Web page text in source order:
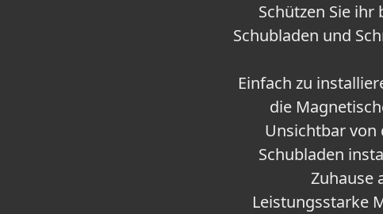
Schützen Sie
Schubladen und
Einfach zu
die
Unsichtbar von
Schubladen
Zuhause
Leistungsstarke